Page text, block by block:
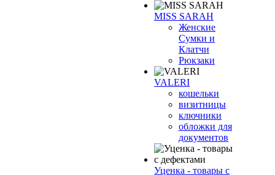
MISS SARAH
Женские
Сумки и
Клатчи
Рюкзаки
VALERI
кошельки
визитницы
ключники
обложки для
документов
Уценка - товары с